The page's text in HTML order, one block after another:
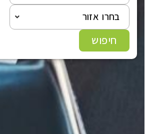
בחרו אזור
חיפוש